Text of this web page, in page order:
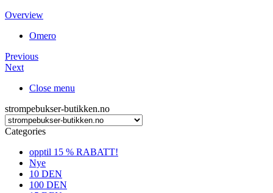
Overview
Omero
Previous
Next
Close menu
strompebukser-butikken.no
Categories
opptil 15 % RABATT!
Nye
10 DEN
100 DEN